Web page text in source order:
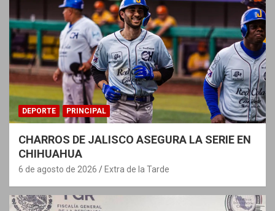
DEPORTE PRINCIPAL
CHARROS DE JALISCO ASEGURA LA SERIE EN
CHIHUAHUA
6 de agosto de 2026 Extra de la Tarde